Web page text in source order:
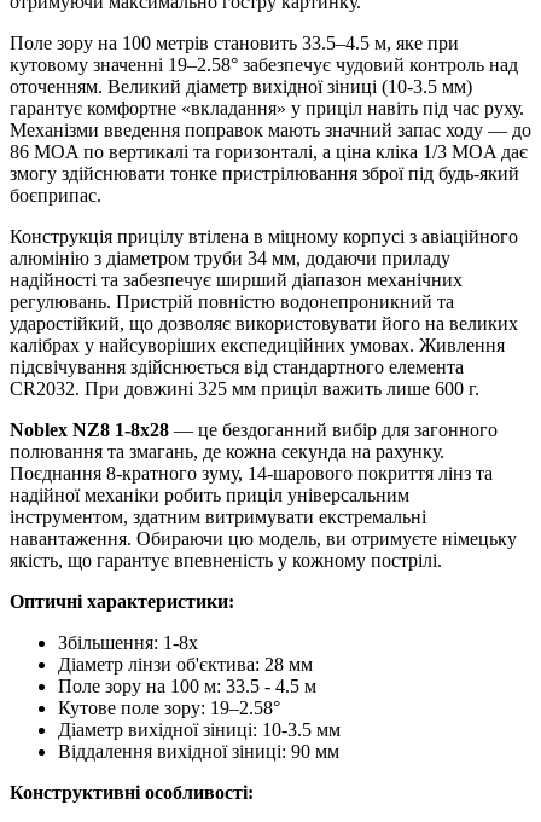
Поле зору на 100 метрів становить 33.5–4.5 м, яке при
кутовому значенні 19–2.58° забезпечує чудовий контроль над
оточенням. Великий діаметр вихідної зіниці (10-3.5 мм)
гарантує комфортне «вкладання» у приціл навіть під час руху.
Механізми введення поправок мають значний запас ходу — до
86 MOA по вертикалі та горизонталі, а ціна кліка 1/3 MOA дає
змогу здійснювати тонке пристрілювання зброї під будь-який
боєприпас.
Конструкція прицілу втілена в міцному корпусі з авіаційного
алюмінію з діаметром труби 34 мм, додаючи приладу
надійності та забезпечує ширший діапазон механічних
регулювань. Пристрій повністю водонепроникний та
ударостійкий, що дозволяє використовувати його на великих
калібрах у найсуворіших експедиційних умовах. Живлення
підсвічування здійснюється від стандартного елемента
CR2032. При довжині 325 мм приціл важить лише 600 г.
Noblex NZ8 1-8x28 — це бездоганний вибір для загонного
полювання та змагань, де кожна секунда на рахунку.
Поєднання 8-кратного зуму, 14-шарового покриття лінз та
надійної механіки робить приціл універсальним
інструментом, здатним витримувати екстремальні
навантаження. Обираючи цю модель, ви отримуєте німецьку
якість, що гарантує впевненість у кожному пострілі.
Оптичні характеристики:
Збільшення: 1-8x
Діаметр лінзи об'єктива: 28 мм
Поле зору на 100 м: 33.5 - 4.5 м
Кутове поле зору: 19–2.58°
Діаметр вихідної зіниці: 10-3.5 мм
Віддалення вихідної зіниці: 90 мм
Конструктивні особливості: